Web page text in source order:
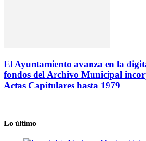
El Ayuntamiento avanza en la
fondos del Archivo Municipal
Actas Capitulares hasta 1979
Lo último